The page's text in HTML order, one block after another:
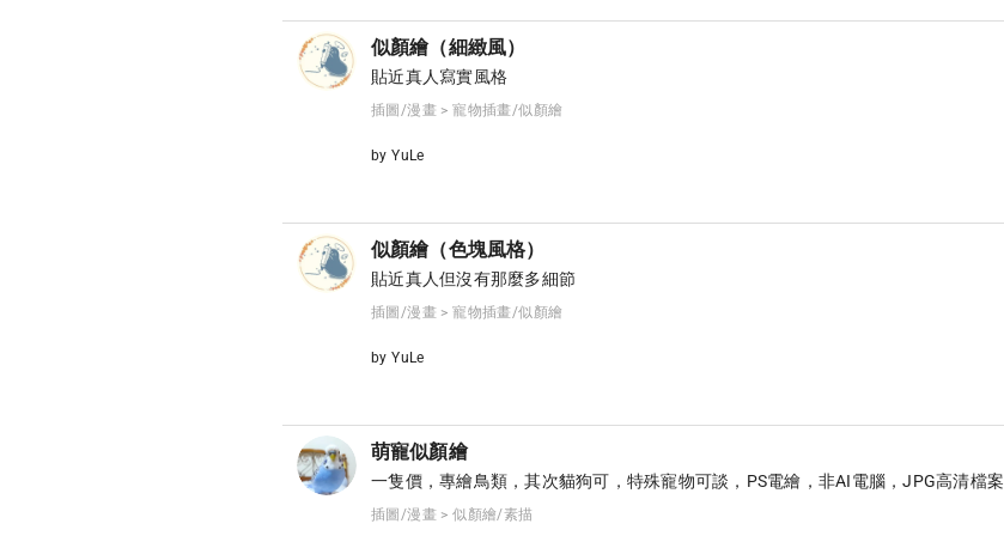
似顏繪（細緻風）
貼近真人寫實風格
插圖/漫畫 > 寵物插畫/似顏繪
by YuLe
似顏繪（色塊風格）
貼近真人但沒有那麼多細節
插圖/漫畫 > 寵物插畫/似顏繪
by YuLe
萌寵似顏繪
一隻價，專繪鳥類，其次貓狗可，特殊寵物可談，PS電繪，非AI電腦，JPG高清檔案
插圖/漫畫 > 似顏繪/素描